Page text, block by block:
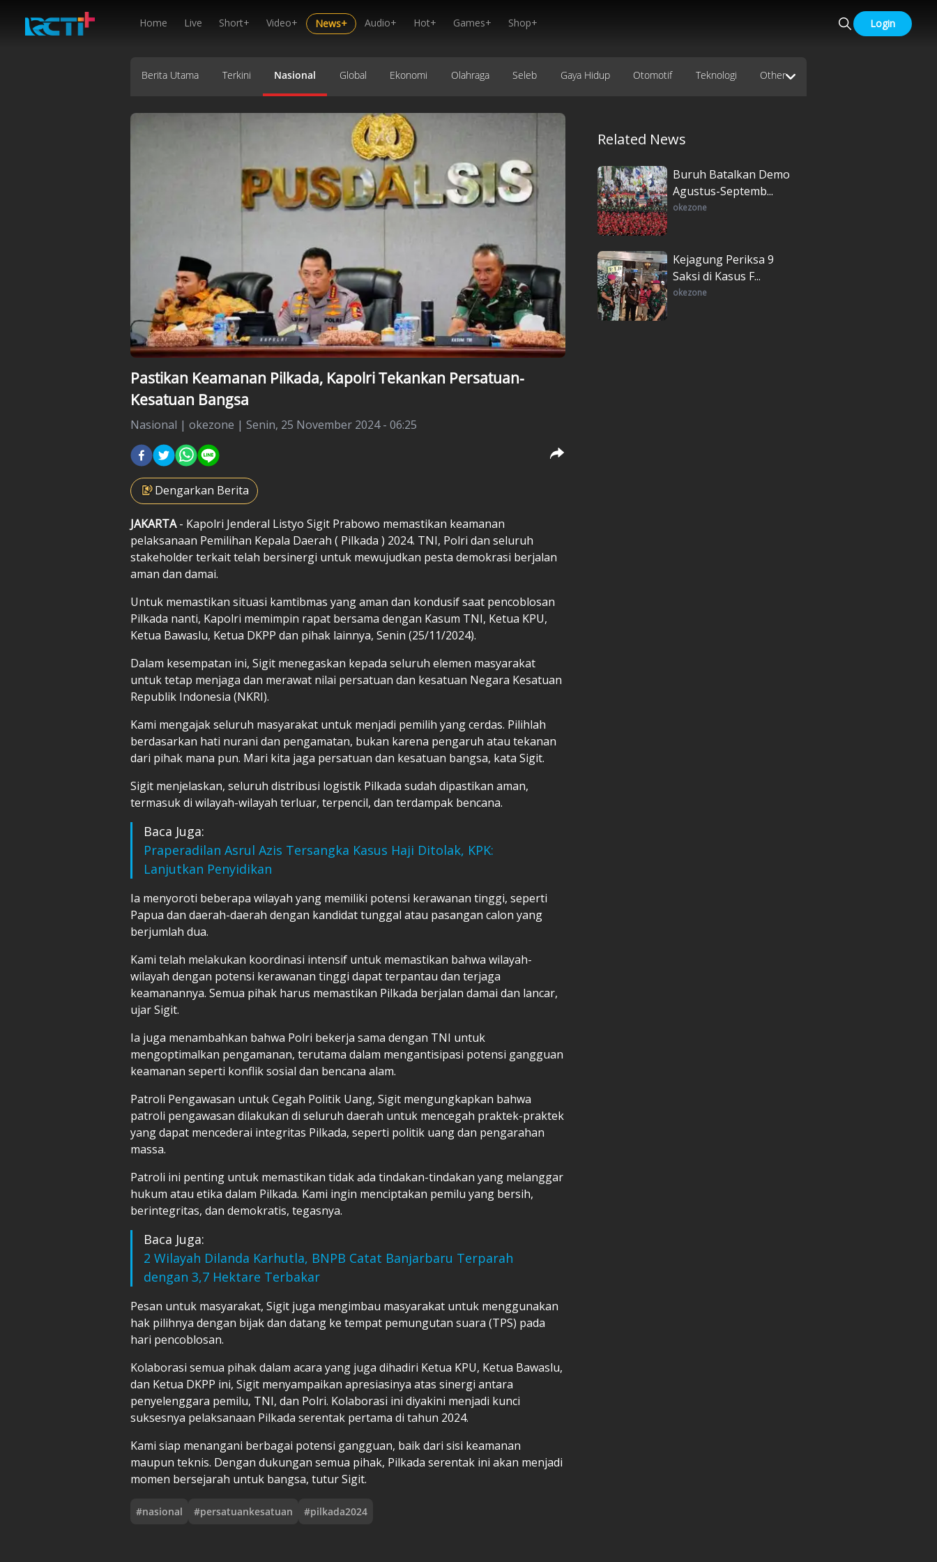
Home Live Short+ Video+ News+ Audio+ Hot+ Games+ Shop+ Login
Berita Utama Terkini Nasional Global Ekonomi Olahraga Seleb Gaya Hidup Otomotif Teknologi Other
Pastikan Keamanan Pilkada, Kapolri Tekankan Persatuan-
Kesatuan Bangsa
Nasional | okezone | Senin, 25 November 2024 - 06:25
Dengarkan Berita
JAKARTA- Kapolri Jenderal Listyo Sigit Prabowo memastikan keamanan
pelaksanaan Pemilihan Kepala Daerah ( Pilkada ) 2024. TNI, Polri dan seluruh
stakeholder terkait telah bersinergi untuk mewujudkan pesta demokrasi berjalan
aman dan damai.
Untuk memastikan situasi kamtibmas yang aman dan kondusif saat pencoblosan
Pilkada nanti, Kapolri memimpin rapat bersama dengan Kasum TNI, Ketua KPU,
Ketua Bawaslu, Ketua DKPP dan pihak lainnya, Senin (25/11/2024).
Dalam kesempatan ini, Sigit menegaskan kepada seluruh elemen masyarakat
untuk tetap menjaga dan merawat nilai persatuan dan kesatuan Negara Kesatuan
Republik Indonesia (NKRI).
Kami mengajak seluruh masyarakat untuk menjadi pemilih yang cerdas. Pilihlah
berdasarkan hati nurani dan pengamatan, bukan karena pengaruh atau tekanan
dari pihak mana pun. Mari kita jaga persatuan dan kesatuan bangsa, kata Sigit.
Sigit menjelaskan, seluruh distribusi logistik Pilkada sudah dipastikan aman,
termasuk di wilayah-wilayah terluar, terpencil, dan terdampak bencana.
Baca Juga:
Praperadilan Asrul Azis Tersangka Kasus Haji Ditolak, KPK:
Lanjutkan Penyidikan
Ia menyoroti beberapa wilayah yang memiliki potensi kerawanan tinggi, seperti
Papua dan daerah-daerah dengan kandidat tunggal atau pasangan calon yang
berjumlah dua.
Kami telah melakukan koordinasi intensif untuk memastikan bahwa wilayah-
wilayah dengan potensi kerawanan tinggi dapat terpantau dan terjaga
keamanannya. Semua pihak harus memastikan Pilkada berjalan damai dan lancar,
ujar Sigit.
Ia juga menambahkan bahwa Polri bekerja sama dengan TNI untuk
mengoptimalkan pengamanan, terutama dalam mengantisipasi potensi gangguan
keamanan seperti konflik sosial dan bencana alam.
Patroli Pengawasan untuk Cegah Politik Uang, Sigit mengungkapkan bahwa
patroli pengawasan dilakukan di seluruh daerah untuk mencegah praktek-praktek
yang dapat mencederai integritas Pilkada, seperti politik uang dan pengarahan
massa.
Patroli ini penting untuk memastikan tidak ada tindakan-tindakan yang melanggar
hukum atau etika dalam Pilkada. Kami ingin menciptakan pemilu yang bersih,
berintegritas, dan demokratis, tegasnya.
Baca Juga:
2 Wilayah Dilanda Karhutla, BNPB Catat Banjarbaru Terparah
dengan 3,7 Hektare Terbakar
Pesan untuk masyarakat, Sigit juga mengimbau masyarakat untuk menggunakan
hak pilihnya dengan bijak dan datang ke tempat pemungutan suara (TPS) pada
hari pencoblosan.
Kolaborasi semua pihak dalam acara yang juga dihadiri Ketua KPU, Ketua Bawaslu,
dan Ketua DKPP ini, Sigit menyampaikan apresiasinya atas sinergi antara
penyelenggara pemilu, TNI, dan Polri. Kolaborasi ini diyakini menjadi kunci
suksesnya pelaksanaan Pilkada serentak pertama di tahun 2024.
Kami siap menangani berbagai potensi gangguan, baik dari sisi keamanan
maupun teknis. Dengan dukungan semua pihak, Pilkada serentak ini akan menjadi
momen bersejarah untuk bangsa, tutur Sigit.
#nasional #persatuankesatuan #pilkada2024
Related News
Buruh Batalkan Demo
Agustus-Septemb...
okezone
Kejagung Periksa 9
Saksi di Kasus F...
okezone